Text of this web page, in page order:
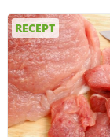
RECEPT